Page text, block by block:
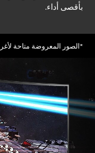
بأقصى أداء.
*الصور المعروضة متاحة